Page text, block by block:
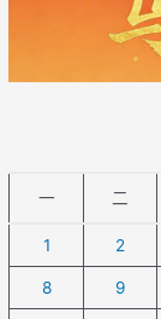
一 二
1 2
8 9